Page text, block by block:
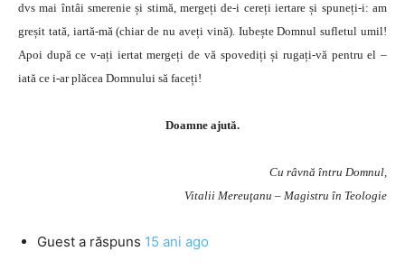
dvs mai întâi smerenie și stimă, mergeți de-i cereți iertare și spuneți-i: am
greșit tată, iartă-mă (chiar de nu aveți vină). Iubește Domnul sufletul umil!
Apoi după ce v-ați iertat mergeți de vă spovediți și rugați-vă pentru el –
iată ce i-ar plăcea Domnului să faceți!
Doamne ajută.
Cu râvnă întru Domnul,
Vitalii Mereuţanu – Magistru în Teologie
Guest a răspuns 15 ani ago